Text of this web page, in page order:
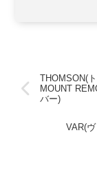
THOMSON(
MOUNT
バー)
VAR(